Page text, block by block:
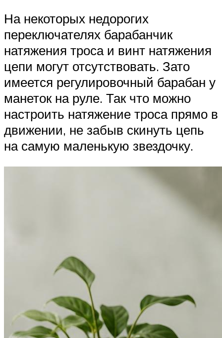
На некоторых недорогих
переключателях барабанчик
натяжения троса и винт натяжения
цепи могут отсутствовать. Зато
имеется регулировочный барабан у
манеток на руле. Так что можно
настроить натяжение троса прямо в
движении, не забыв скинуть цепь
на самую маленькую звездочку.